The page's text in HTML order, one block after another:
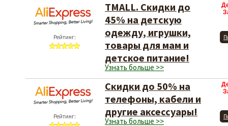
Рейтинг:
TMALL. Скидки до
45% на детскую
одежду, игрушки,
товары для мам и
детское питание!
Узнать больше >>
Рейтинг:
Скидки до 50% на
телефоны, кабели и
другие аксессуары!
Узнать больше >>